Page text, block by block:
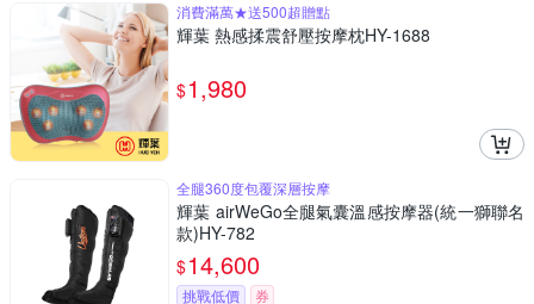
消費滿萬★送500超贈點
輝葉 熱感揉震舒壓按摩枕HY-1688
$1,980
全腿360度包覆深層按摩
輝葉 airWeGo全腿氣囊溫感按摩器(統一獅聯名
款)HY-782
$14,600
挑戰低價 券